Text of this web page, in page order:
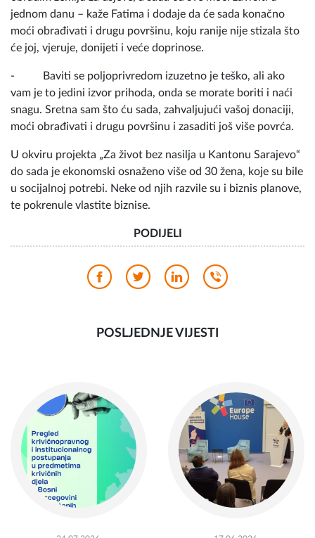
ovog posla. Ranije mi je trebalo po četiri ili pet dana da
obradim zemlju za usjeve, a sada ću sve moći završiti u
jednom danu – kaže Fatima i dodaje da će sada konačno
će joj, vjeruje, donijeti i veće doprinose.
- Baviti se poljoprivredom izuzetno je teško, ali ako
vam je to jedini izvor prihoda, onda se morate boriti i naći
moći obrađivati i drugu površinu i zasaditi još više povrća.
U okviru projekta „Za život bez nasilja u Kantonu Sarajevo“
do sada je ekonomski osnaženo više od 30 žena, koje su bile
te pokrenule vlastite biznise.
PODIJELI